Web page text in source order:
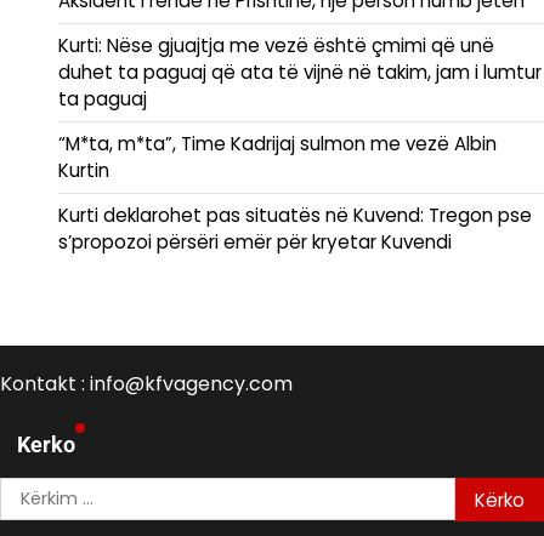
Kurti: Nëse gjuajtja me vezë është çmimi që unë
duhet ta paguaj që ata të vijnë në takim, jam i lumtur
ta paguaj
“M*ta, m*ta”, Time Kadrijaj sulmon me vezë Albin
Kurtin
Kurti deklarohet pas situatës në Kuvend: Tregon pse
s’propozoi përsëri emër për kryetar Kuvendi
Kontakt : info@kfvagency.com
Kerko
Kërko
për: